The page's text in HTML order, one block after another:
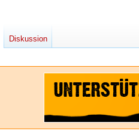
Diskussion